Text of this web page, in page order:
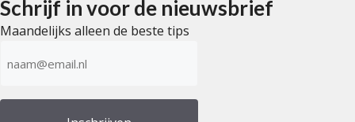
Schrijf in voor de nieuwsbrief
Maandelijks alleen de beste tips
mailadres